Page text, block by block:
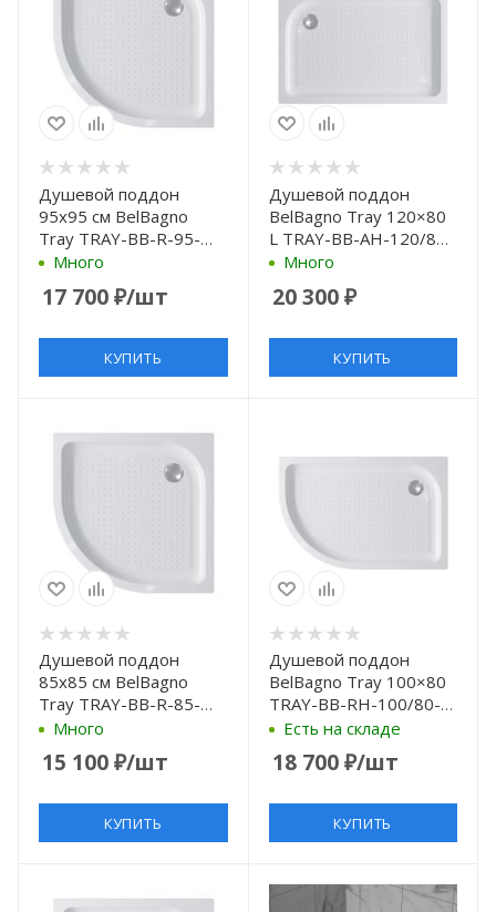
Душевой поддон
95x95 см BelBagno
Tray TRAY-BB-R-95-
550-15-W с
покрытием, белый
Много
17 700₽/шт
КУПИТЬ
Душевой поддон
BelBagno Tray 120×80
L TRAY-BB-AH-120/80-
15-W-L белый
Много
20 300₽
КУПИТЬ
Душевой поддон
85x85 см BelBagno
Tray TRAY-BB-R-85-
550-15-W с
антискользящим
покрытием, белый
Много
15 100₽/шт
КУПИТЬ
Душевой поддон
BelBagno Tray 100×80
TRAY-BB-RH-100/80-
550-15-W-L
Есть на складе
18 700₽/шт
КУПИТЬ